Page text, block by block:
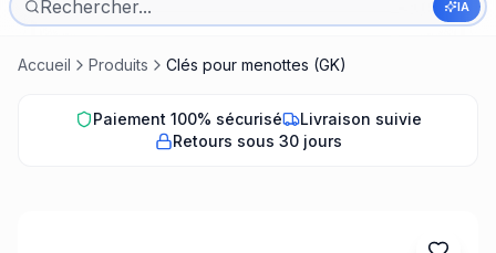
IA
Accueil Produits Clés pour menottes (GK)
Paiement 100% sécurisé
Livraison suivie
Retours sous 30 jours